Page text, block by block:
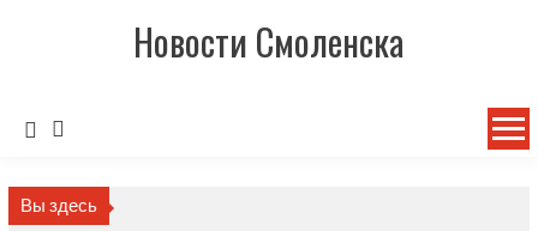
Новости Смоленска
Вы здесь